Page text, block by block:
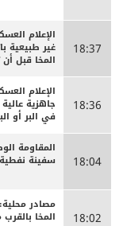
18:37
الإعلام
غير طبيعية
المخا قبل
18:36
الإعلام
جاهزية
في البر أو
18:04
المقاومة
سفينة
18:02
مصادر
المخا